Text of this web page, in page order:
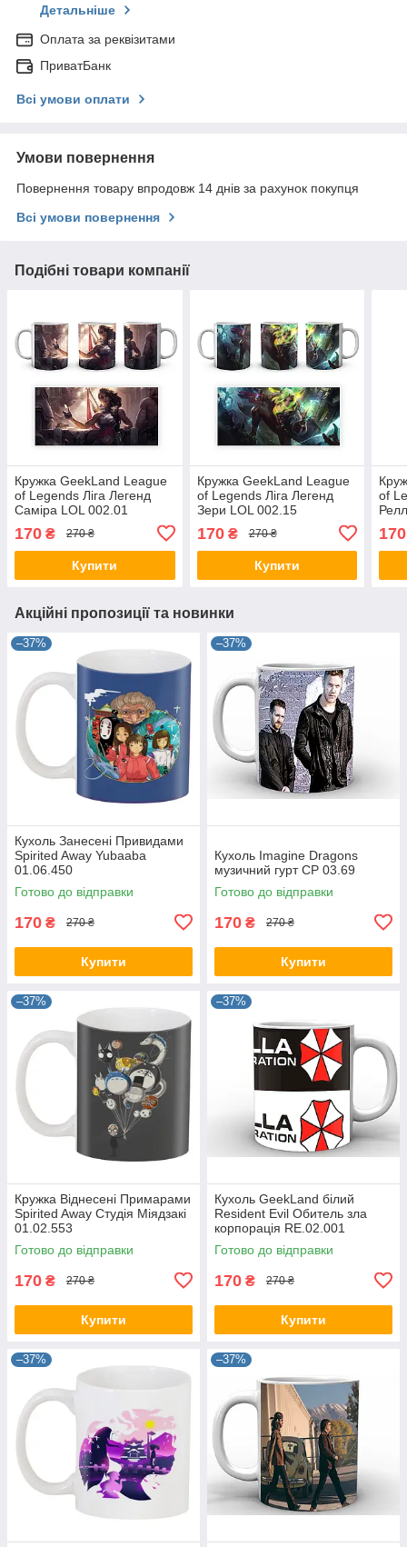
Детальніше
Оплата за реквізитами
ПриватБанк
Всі умови оплати
Умови повернення
Повернення товару впродовж 14 днів за рахунок покупця
Всі умови повернення
Подібні товари компанії
Кружка GeekLand League
of Legends Ліга Легенд
Саміра LOL 002.01
170 ₴ 270 ₴
Купити
Кружка GeekLand League
of Legends Ліга Легенд
Зери LOL 002.15
170₴ 270 ₴
Купити
of
170
Акційні пропозиції та новинки
–37%
Кухоль Занесені Привидами
Spirited Away Yubaaba
01.06.450
Готово до відправки
170 ₴ 270 ₴
Купити
–37%
Кухоль Imagine Dragons
музичний гурт CP 03.69
Готово до відправки
170 ₴ 270 ₴
Купити
–37%
Кружка Віднесені Примарами
Spirited Away Студія Міядзакі
01.02.553
Готово до відправки
170 ₴ 270 ₴
Купити
–37%
Кухоль GeekLand білий
Resident Evil Обитель зла
корпорація RE.02.001
Готово до відправки
170 ₴ 270 ₴
Купити
–37% –37%